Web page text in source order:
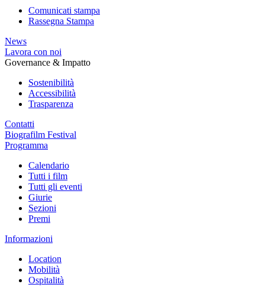
Comunicati stampa
Rassegna Stampa
News
Lavora con noi
Governance & Impatto
Sostenibilità
Accessibilità
Trasparenza
Contatti
Biografilm Festival
Programma
Calendario
Tutti i film
Tutti gli eventi
Giurie
Sezioni
Premi
Informazioni
Location
Mobilità
Ospitalità